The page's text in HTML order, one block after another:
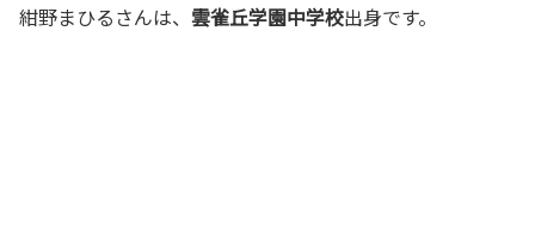
紺野まひるさんは、 雲雀丘学園中学校出身です。